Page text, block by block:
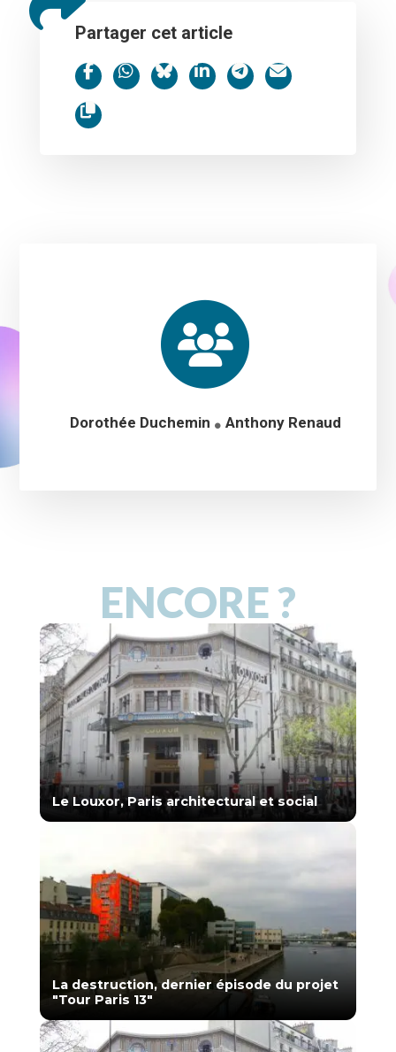
Partager cet article
Dorothée Duchemin Anthony Renaud
ENCORE ?
Le Louxor, Paris architectural et social
La destruction, dernier épisode du projet
"Tour Paris 13"